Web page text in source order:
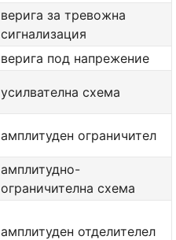
верига за тревожна
сигнализация
верига под напрежение
усилвателна схема
амплитуден ограничител
амплитудно-
ограничителна схема
амплитуден отделителел